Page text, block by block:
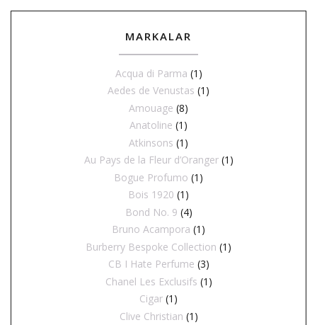
MARKALAR
Acqua di Parma (1)
Aedes de Venustas (1)
Amouage (8)
Anatoline (1)
Atkinsons (1)
Au Pays de la Fleur d’Oranger (1)
Bogue Profumo (1)
Bois 1920 (1)
Bond No. 9 (4)
Bruno Acampora (1)
Burberry Bespoke Collection (1)
CB I Hate Perfume (3)
Chanel Les Exclusifs (1)
Cigar (1)
Clive Christian (1)